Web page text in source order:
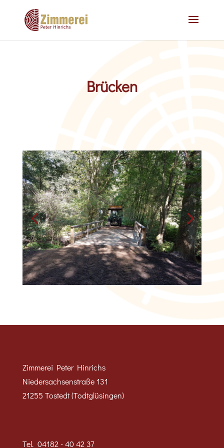
Brücken
Zimmerei Peter Hinrichs
Niedersachsenstraße 131
21255 Tostedt (Todtglüsingen)
Tel. 04182 - 40 42 37